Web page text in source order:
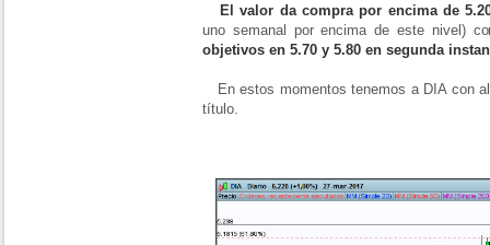
El valor da compra por encima de
uno semanal por encima de este nivel)
objetivos en 5.70 y 5.80 en segunda
En estos momentos tenemos a DIA con
título.